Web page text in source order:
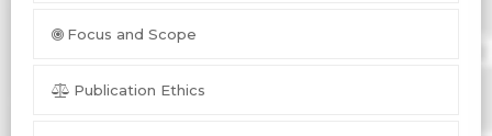
Focus and Scope
Publication Ethics